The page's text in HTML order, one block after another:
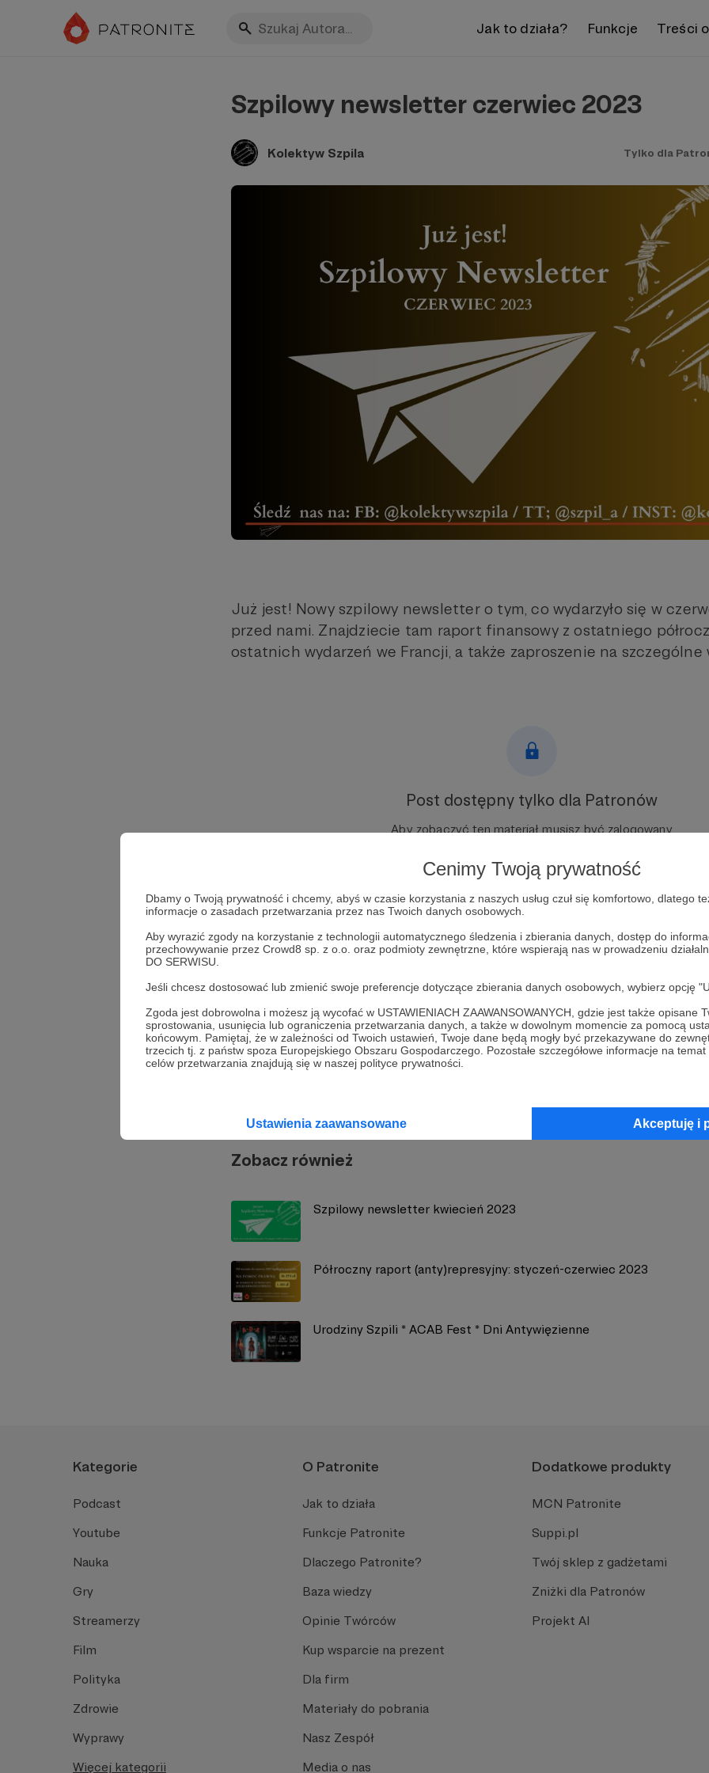
Cenimy Twoją prywatność
Dbamy o Twoją prywatność i chcemy, abyś w czasie korzystania z naszych usług czuł się komfortowo, dlatego
informacje o zasadach przetwarzania przez nas Twoich danych osobowych.
Aby wyrazić zgody na korzystanie z technologii automatycznego śledzenia i zbierania danych, dostęp do
przechowywanie przez Crowd8 sp. z o.o. oraz podmioty zewnętrzne, które wspierają nas w prowadzeniu
DO SERWISU.
Jeśli chcesz dostosować lub zmienić swoje preferencje dotyczące zbierania danych osobowych, wybierz opcję
Zgoda jest dobrowolna i możesz ją wycofać w USTAWIENIACH ZAAWANSOWANYCH, gdzie jest także opisane
sprostowania, usunięcia lub ograniczenia przetwarzania danych, a także w dowolnym momencie za pomocą
końcowym. Pamiętaj, że w zależności od Twoich ustawień, Twoje dane będą mogły być przekazywane do
trzecich tj. z państw spoza Europejskiego Obszaru Gospodarczego. Pozostałe szczegółowe informacje na
celów przetwarzania znajdują się w naszej polityce prywatności.
Ustawienia zaawansowane Akceptuję i
Jak to działa? Funkcje Treści
Szpilowy newsletter czerwiec 2023
Kolektyw Szpila Tylko dla
Już jest! Nowy szpilowy newsletter o tym, co wydarzyło się w
przed nami. Znajdziecie tam raport finansowy z ostatniego
ostatnich wydarzeń we Francji, a także zaproszenie na szczególne
Post dostępny tylko dla Patronów
Aby zobaczyć ten materiał musisz być zalogowany
Zostań Patronem
Zaloguj się
Udostępnij
Zobacz również
Szpilowy newsletter kwiecień 2023
Półroczny raport (anty)represyjny: styczeń-czerwiec 2023
Urodziny Szpili * ACAB Fest * Dni Antywięzienne
Kategorie
Podcast
Youtube
Nauka
Gry
Streamerzy
Film
Polityka
Zdrowie
Wyprawy
Więcej kategorii
O Patronite
Jak to działa
Funkcje Patronite
Dlaczego Patronite?
Baza wiedzy
Opinie Twórców
Kup wsparcie na prezent
Dla firm
Materiały do pobrania
Nasz Zespół
Media o nas
Dodatkowe produkty
MCN Patronite
Suppi.pl
Twój sklep z gadżetami
Zniżki dla Patronów
Projekt AI